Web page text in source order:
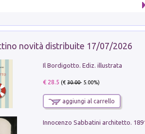
novità distribuite 17/07/2026
Il Bordigotto. Ediz. illustrata
€ 28.5 (€30.00- 5.00%)
aggiungi al carrello
Innocenzo Sabbatini architetto.